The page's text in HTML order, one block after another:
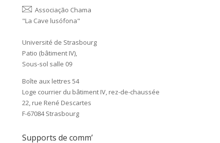
Associação Chama
"La Cave lusófona"
Université de Strasbourg
Patio (bâtiment IV),
Sous-sol salle 09
Boîte aux lettres 54
Loge courrier du bâtiment IV, rez-de-chaussée
22, rue René Descartes
F-67084 Strasbourg
Supports de comm’